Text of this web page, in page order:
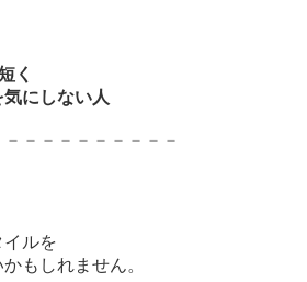
く
にしない人
－－－－－－－－－
イルを
もしれません。